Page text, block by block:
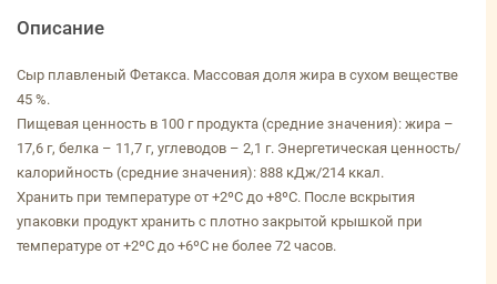
Описание
Сыр плавленый Фетакса. Массовая доля жира в сухом веществе
45 %.
Пищевая ценность в 100 г продукта (средние значения): жира –
17,6 г, белка – 11,7 г, углеводов – 2,1 г. Энергетическая ценность/
калорийность (средние значения): 888 кДж/214 ккал.
Хранить при температуре от +2ºС до +8ºС. После вскрытия
упаковки продукт хранить с плотно закрытой крышкой при
температуре от +2ºС до +6ºС не более 72 часов.